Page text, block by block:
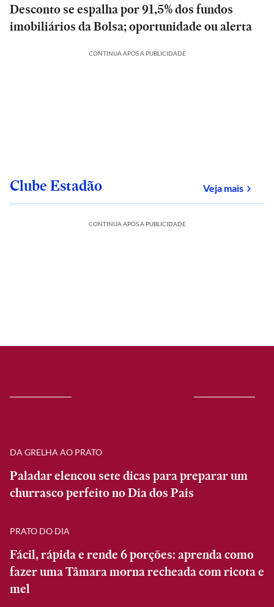
Desconto se espalha por 91,5% dos fundos
imobiliários da Bolsa; oportunidade ou alerta
CONTINUA APÓS A PUBLICIDADE
Clube Estadão Veja maissobre
CONTINUA APÓS A PUBLICIDADE
DA GRELHA AO PRATO
Paladar elencou sete dicas para preparar um
churrasco perfeito no Dia dos Pais
PRATO DO DIA
Fácil, rápida e rende 6 porções: aprenda como
fazer uma Tâmara morna recheada com ricota e
mel